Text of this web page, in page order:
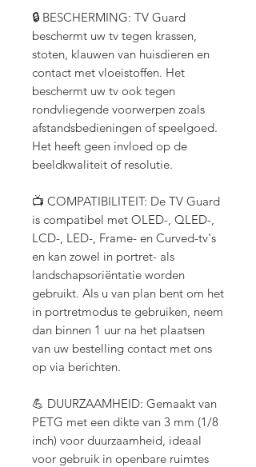
🔒 BESCHERMING: TV Guard
beschermt uw tv tegen krassen,
stoten, klauwen van huisdieren en
contact met vloeistoffen. Het
beschermt uw tv ook tegen
rondvliegende voorwerpen zoals
afstandsbedieningen of speelgoed.
Het heeft geen invloed op de
beeldkwaliteit of resolutie.
📺 COMPATIBILITEIT: De TV Guard
is compatibel met OLED-, QLED-,
LCD-, LED-, Frame- en Curved-tv's
en kan zowel in portret- als
landschapsoriëntatie worden
gebruikt. Als u van plan bent om het
in portretmodus te gebruiken, neem
dan binnen 1 uur na het plaatsen
van uw bestelling contact met ons
op via berichten.
💪 DUURZAAMHEID: Gemaakt van
PETG met een dikte van 3 mm (1/8
inch) voor duurzaamheid, ideaal
voor gebruik in openbare ruimtes